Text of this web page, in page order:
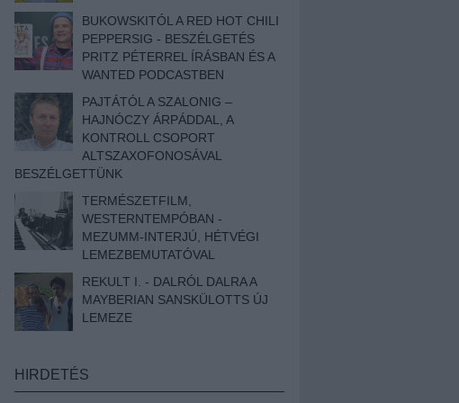
BUKOWSKITÓL A RED HOT CHILI
PEPPERSIG - BESZÉLGETÉS
PRITZ PÉTERREL ÍRÁSBAN ÉS A
WANTED PODCASTBEN
PAJTÁTÓL A SZALONIG –
HAJNÓCZY ÁRPÁDDAL, A
KONTROLL CSOPORT
ALTSZAXOFONOSÁVAL
BESZÉLGETTÜNK
TERMÉSZETFILM,
WESTERNTEMPÓBAN -
MEZUMM-INTERJÚ, HÉTVÉGI
LEMEZBEMUTATÓVAL
REKULT I. - DALRÓL DALRA A
MAYBERIAN SANSKÜLOTTS ÚJ
LEMEZE
HIRDETÉS